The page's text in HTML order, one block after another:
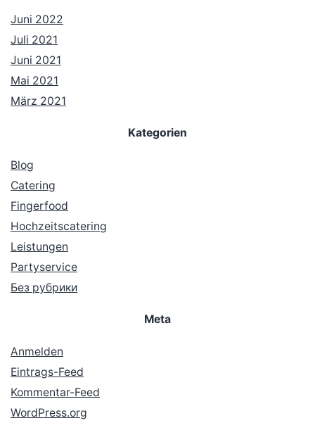
Juni 2022
Juli 2021
Juni 2021
Mai 2021
März 2021
Kategorien
Blog
Catering
Fingerfood
Hochzeitscatering
Leistungen
Partyservice
Без рубрики
Meta
Anmelden
Eintrags-Feed
Kommentar-Feed
WordPress.org